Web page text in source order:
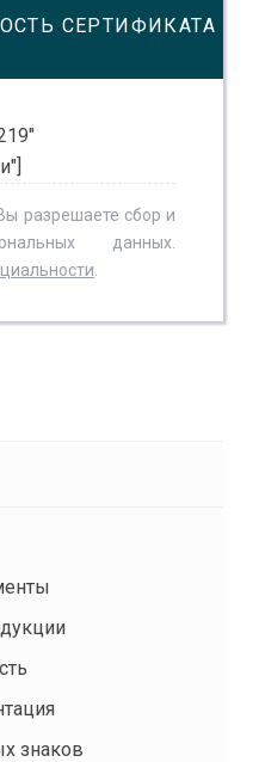
СЕРТИФИКАТА
разрешаете сбор и
данных.
знаков